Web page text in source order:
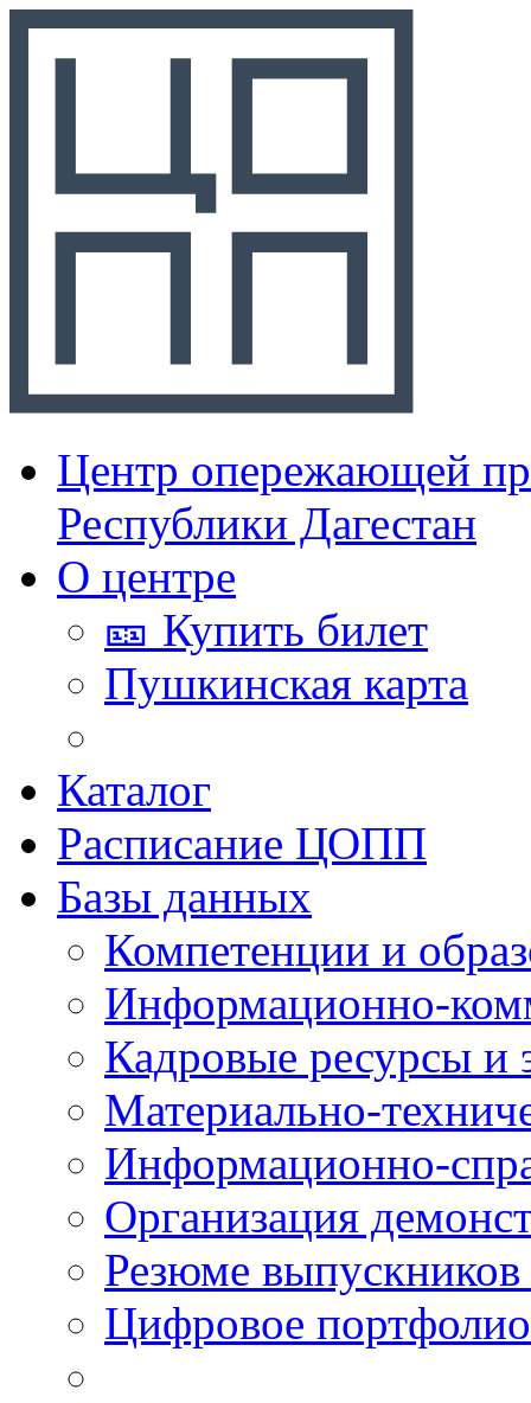
Центр опережающей
Республики Дагестан
О центре
🎫 Купить билет
Пушкинская карта
Каталог
Расписание ЦОПП
Базы данных
Компетенции и
Информационно-
Кадровые ресурсы и
Материально-
Информационно-
Организация
Резюме
Цифровое